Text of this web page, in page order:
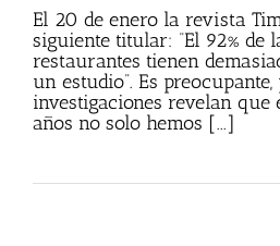
El 20 de enero la revista
siguiente titular: “El 92% de
restaurantes tienen
un estudio”. Es
investigaciones revelan
años no solo hemos [...]